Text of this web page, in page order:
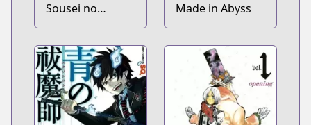
Sousei no
Onmyouji
Made in Abyss